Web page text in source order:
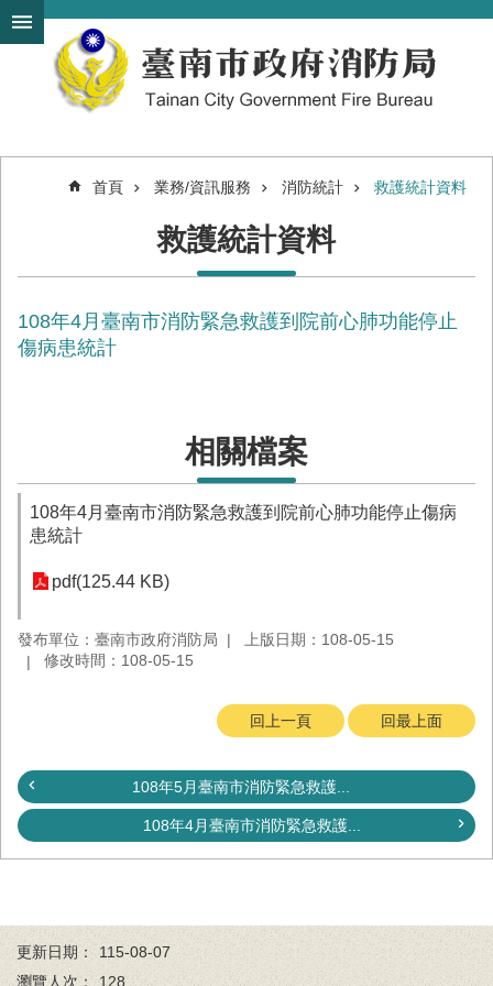
跳到主要內容區塊
搜
尋
進
介
訊
息
服
務
業
資
服
務
導
民
力
園
接
受
贈
首頁 業務/資訊服務 消防統計 救護統計資料
救護統計資料
108年4月臺南市消防緊急救護到院前心肺功能停止
傷病患統計
相關檔案
108年4月臺南市消防緊急救護到院前心肺功能停止傷病
患統計
pdf(125.44 KB)
發布單位：臺南市政府消防局
上版日期：108-05-15
修改時間：108-05-15
回上一頁 回最上面
108年5月臺南市消防緊急救護...
108年4月臺南市消防緊急救護...
更新日期：
115-08-07
瀏覽人次：
128